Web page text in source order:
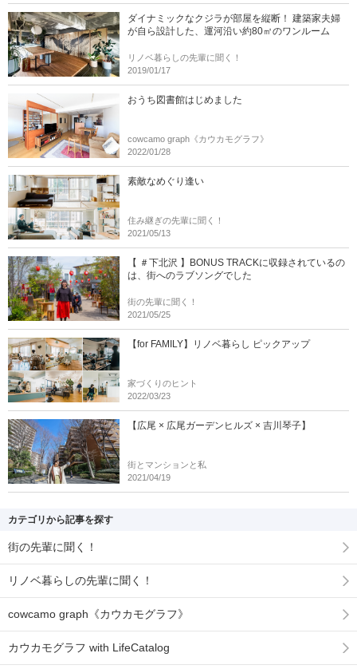
ダイナミックなクジラが部屋を縦断！ 建築家夫婦
が自ら設計した、運河沿い約80㎡のワンルーム
リノベ暮らしの先輩に聞く！
2019/01/17
おうち図書館はじめました
cowcamo graph《カウカモグラフ》
2022/01/28
素敵なめぐり逢い
住み継ぎの先輩に聞く！
2021/05/13
【 ＃下北沢 】BONUS TRACKに収録されているの
は、街へのラブソングでした
街の先輩に聞く！
2021/05/25
【for FAMILY】リノベ暮らし ピックアップ
家づくりのヒント
2022/03/23
【広尾 × 広尾ガーデンヒルズ × 吉川琴子】
街とマンションと私
2021/04/19
カテゴリから記事を探す
街の先輩に聞く！
リノベ暮らしの先輩に聞く！
cowcamo graph《カウカモグラフ》
カウカモグラフ with LifeCatalog